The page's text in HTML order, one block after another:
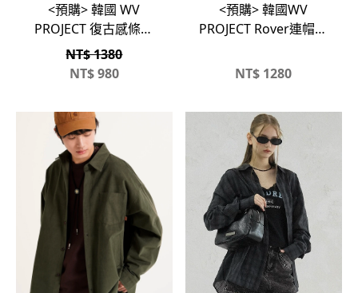
<預購> 韓國 WV
PROJECT 復古感條紋
襯衫、小外套
NT$ 1380
NT$980
<預購> 韓國WV
PROJECT Rover連帽襯
NT$ 1280